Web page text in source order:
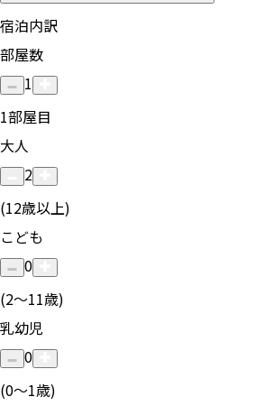
宿泊内訳
部屋数
1
1部屋目
大人
2
(12歳以上)
こども
0
(2〜11歳)
乳幼児
0
(0〜1歳)